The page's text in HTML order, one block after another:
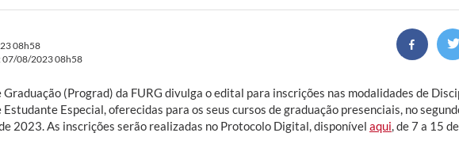
08h58
07/08/2023 08h58
(Prograd) da FURG divulga o edital para inscrições nas modalidades de
Especial, oferecidas para os seus cursos de graduação presenciais, no
2023. As inscrições serão realizadas no Protocolo Digital, disponível aqui , de 7 a 15